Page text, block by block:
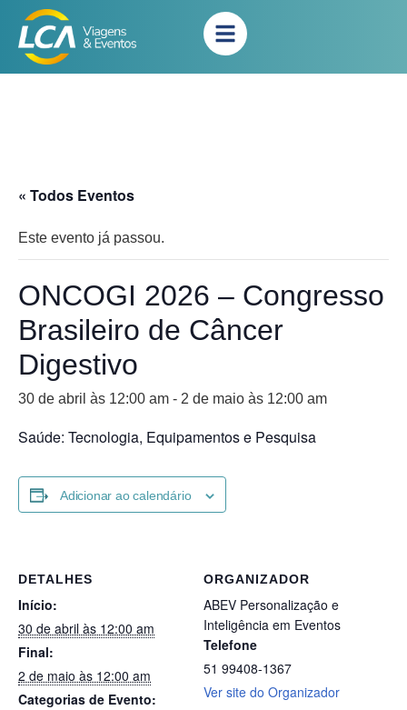
« Todos Eventos
Este evento já passou.
ONCOGI 2026 – Congresso
Brasileiro de Câncer
Digestivo
30 de abril às 12:00 am - 2 de maio às 12:00 am
Saúde: Tecnologia, Equipamentos e Pesquisa
Adicionar ao calendário
DETALHES
Início:
30 de abril às 12:00 am
Final:
2 de maio às 12:00 am
Categorias de Evento:
ORGANIZADOR
ABEV Personalização e
Inteligência em Eventos
Telefone
51 99408-1367
Ver site do Organizador